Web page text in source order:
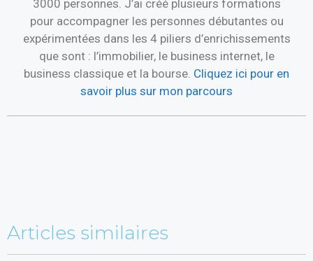
3000 personnes. J’ai créé plusieurs formations
pour accompagner les personnes débutantes ou
expérimentées dans les 4 piliers d’enrichissements
que sont : l’immobilier, le business internet, le
business classique et la bourse. Cliquez ici pour en
savoir plus sur mon parcours
Articles similaires